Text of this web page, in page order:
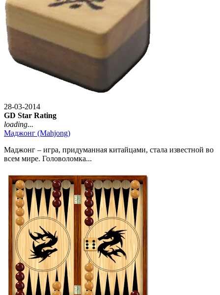
28-03-2014
GD Star Rating
loading...
Маджонг (Mahjong)
Маджонг – игра, придуманная китайцами, стала известной во
всем мире. Головоломка...